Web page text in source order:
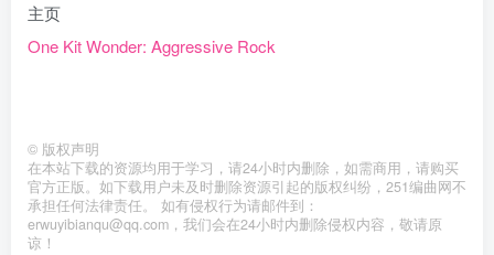
主页
One Kit Wonder: Aggressive Rock
© 版权声明
在本站下载的资源均用于学习，请24小时内删除，如需商用，请购买
官方正版。如下载用户未及时删除资源引起的版权纠纷，251编曲网不
承担任何法律责任。 如有侵权行为请邮件到：
erwuyibianqu@qq.com，我们会在24小时内删除侵权内容，敬请原
谅！